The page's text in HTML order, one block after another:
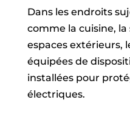
Dans les endroits
comme la cuisine, la
espaces extérieurs,
équipées de
installées pour
électriques.